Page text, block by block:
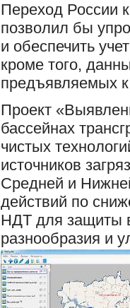
Переход России
позволил бы
и обеспечить
кроме того,
предъявляемых
Проект
бассейнах
чистых
источников
Средней и
действий по
НДТ для защиты
разнообразия и